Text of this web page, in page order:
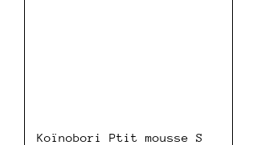
Koïnobori Ptit mousse S